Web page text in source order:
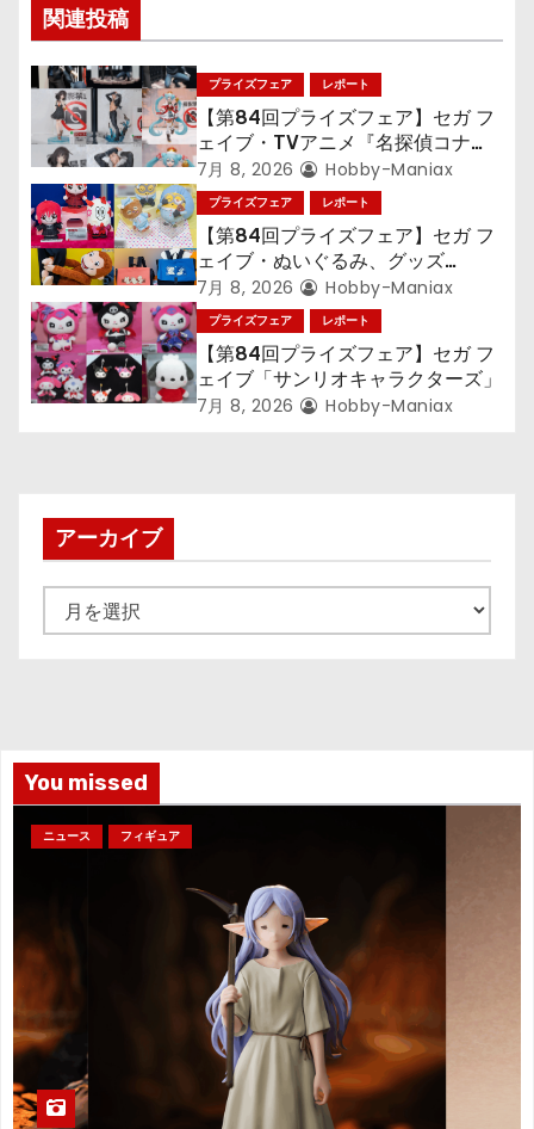
ー
シ
ョ
ン
関連投稿
プライズフェア レポート
【第84回プライズフェア】セガ フ
ェイブ・TVアニメ『名探偵コナ
ン』TVアニメ『呪術廻戦』『〈物
語〉シリーズ』「初音ミク」
7月 8, 2026 Hobby-Maniax
プライズフェア レポート
【第84回プライズフェア】セガ フ
ェイブ・ぬいぐるみ、グッズ
『LiSA』『ミニオン』『おさるの
ジョージ』『ポケットモンスター』
7月 8, 2026 Hobby-Maniax
プライズフェア レポート
【第84回プライズフェア】セガ フ
ェイブ「サンリオキャラクターズ」
7月 8, 2026 Hobby-Maniax
アーカイブ
ー
You missed
ニュース フィギュア